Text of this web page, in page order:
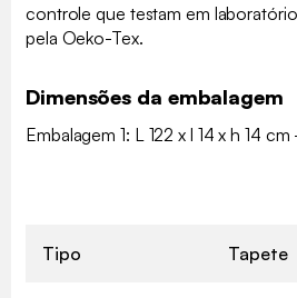
controle que testam em
pela Oeko-Tex.
Dimensões da embalagem
Embalagem 1: L 122 x l 14 x h 14
Tipo Tapete